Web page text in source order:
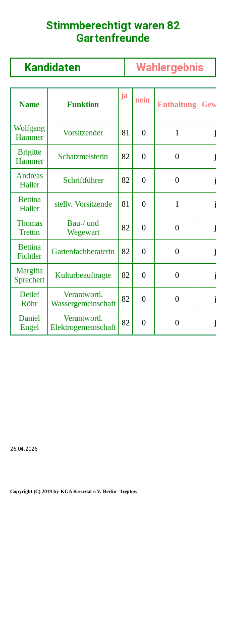
Stimmberechtigt waren 82
Gartenfreunde
Kandidaten Wahlergebnis
Name Funktion
ja
nein
Enthaltung
Wolfgang
Hammer
Vorsitzender 81 0 1 ja
Brigitte
Hammer
Schatzmeisterin 82 0 0 ja
Andreas
Haller
Schriftführer 82 0 0 ja
Bettina
Haller
stellv. Vorsitzende 81 0 1 ja
Thomas
Trettin
Bau-/ und
Wegewart
82 0 0 ja
Bettina
Fichtler
Gartenfachberaterin 82 0 0 ja
Margitta
Sprechert
Kulturbeauftragte 82 0 0 ja
Detlef
Röhr
Verantwortl.
Wassergemeinschaft
82 0 0 ja
Daniel
Engel
Verantwortl.
Elektrogemeinschaft
82 0 0 ja
26.04.2026
Copyright (C) 2019 by KGA Kreuztal e.V. Berlin- Treptow